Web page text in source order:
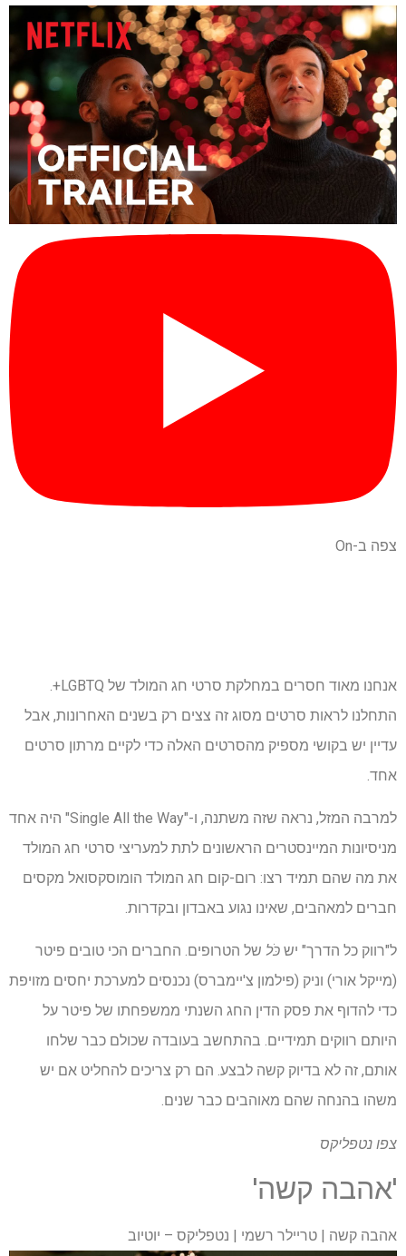
צפה ב-On
אנחנו מאוד חסרים במחלקת סרטי חג המולד של LGBTQ+.
התחלנו לראות סרטים מסוג זה צצים רק בשנים האחרונות, אבל
עדיין יש בקושי מספיק מהסרטים האלה כדי לקיים מרתון סרטים
אחד.
למרבה המזל, נראה שזה משתנה, ו-"Single All the Way" היה אחד
מניסיונות המיינסטרים הראשונים לתת למעריצי סרטי חג המולד
את מה שהם תמיד רצו: רום-קום חג המולד הומוסקסואל מקסים
חברים למאהבים, שאינו נגוע באבדון ובקדרות.
ל"רווק כל הדרך" יש כֹּל של הטרופים. החברים הכי טובים פיטר
(מייקל אורי) וניק (פילמון צ'יימברס) נכנסים למערכת יחסים מזויפת
כדי להדוף את פסק הדין החג השנתי ממשפחתו של פיטר על
היותם רווקים תמידיים. בהתחשב בעובדה שכולם כבר שלחו
אותם, זה לא בדיוק קשה לבצע. הם רק צריכים להחליט אם יש
משהו בהנחה שהם מאוהבים כבר שנים.
צפו נטפליקס
'אהבה קשה'
אהבה קשה | טריילר רשמי | נטפליקס – יוטיוב